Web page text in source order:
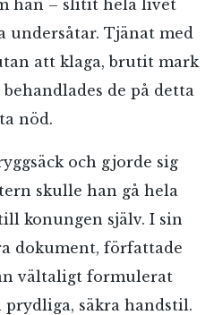
han – slitit hela livet
undersåtar. Tjänat med
att klaga, brutit mark
de på detta
nöd.
och gjorde sig
skulle han gå hela
konungen själv. I sin
dokument, författade
vältaligt formulerat
säkra handstil.